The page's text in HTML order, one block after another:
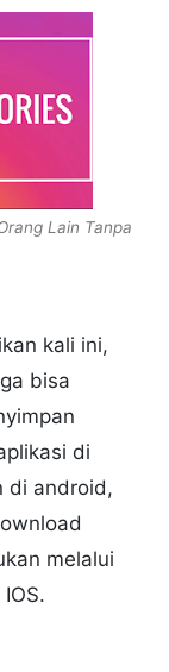
Lain Tanpa
kali ini,
bisa
di
di android,
melalui